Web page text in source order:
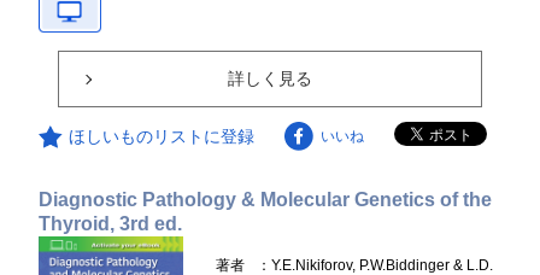
詳しく見る
ほしいものリストに登録 いいね
Diagnostic Pathology & Molecular Genetics of the
Thyroid, 3rd ed.
著者
：Y.E.Nikiforov, P.W.Biddinger & L.D.